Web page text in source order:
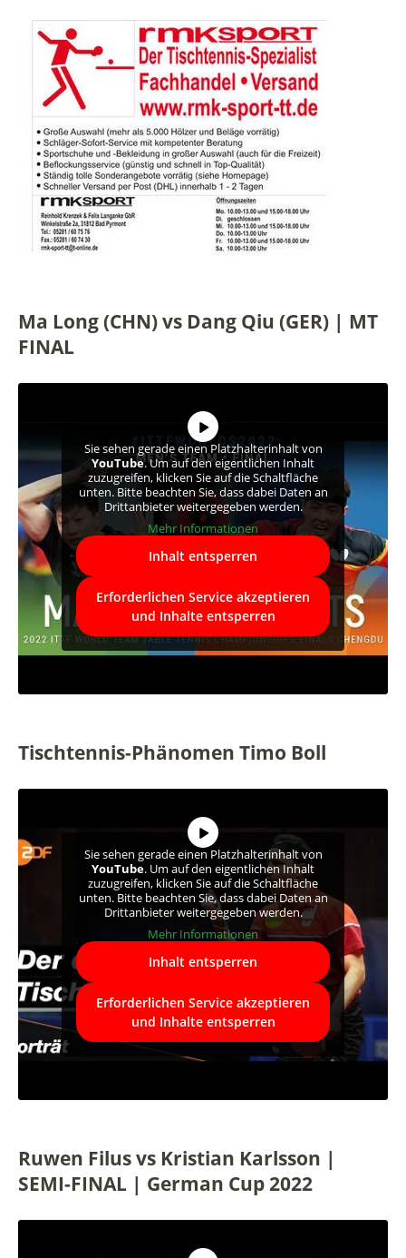
Ma Long (CHN) vs Dang Qiu (GER) | MT
FINAL
Sie sehen gerade einen Platzhalterinhalt von
YouTube. Um auf den eigentlichen Inhalt
zuzugreifen, klicken Sie auf die Schaltfläche
unten. Bitte beachten Sie, dass dabei Daten an
Drittanbieter weitergegeben werden.
Mehr Informationen
Inhalt entsperren
Erforderlichen Service akzeptieren
und Inhalte entsperren
Tischtennis-Phänomen Timo Boll
Sie sehen gerade einen Platzhalterinhalt von
YouTube. Um auf den eigentlichen Inhalt
zuzugreifen, klicken Sie auf die Schaltfläche
unten. Bitte beachten Sie, dass dabei Daten an
Drittanbieter weitergegeben werden.
Mehr Informationen
Inhalt entsperren
Erforderlichen Service akzeptieren
und Inhalte entsperren
Ruwen Filus vs Kristian Karlsson |
SEMI-FINAL | German Cup 2022